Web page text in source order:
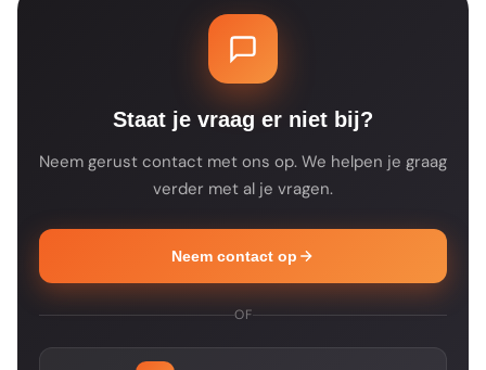
je dat op de productpagina. Je ontvangt na
je bestelling altijd een bevestiging met de
verwachte leverdatum.
Staat je vraag er niet bij?
Neem gerust contact met ons op. We helpen je graag
verder met al je vragen.
Neem contact op
OF